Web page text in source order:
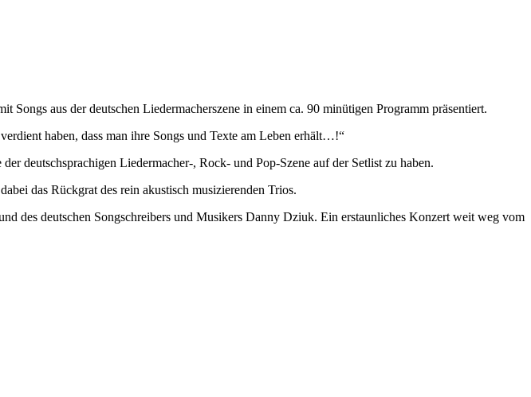
aus der deutschen Liedermacherszene in einem ca. 90 minütigen Programm präsentiert.
haben, dass man ihre Songs und Texte am Leben erhält…!“
deutschsprachigen Liedermacher-, Rock- und Pop-Szene auf der Setlist zu haben.
das Rückgrat des rein akustisch musizierenden Trios.
des deutschen Songschreibers und Musikers Danny Dziuk. Ein erstaunliches Konzert weit weg vom